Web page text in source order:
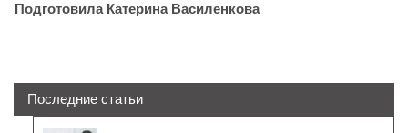
Подготовила Катерина Василенкова
Последние статьи